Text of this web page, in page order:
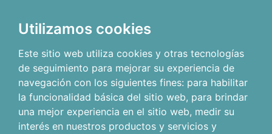
Utilizamos cookies
Este sitio web utiliza cookies y otras tecnologías
de seguimiento para mejorar su experiencia de
navegación con los siguientes fines: para habilitar
la funcionalidad básica del sitio web, para brindar
una mejor experiencia en el sitio web, medir su
interés en nuestros productos y servicios y